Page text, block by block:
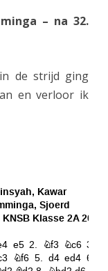
– na 32.
de strijd ging
en verloor ik